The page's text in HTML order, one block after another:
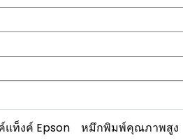
แท็งค์ Epson
หมึกพิมพ์คุณภาพสูง